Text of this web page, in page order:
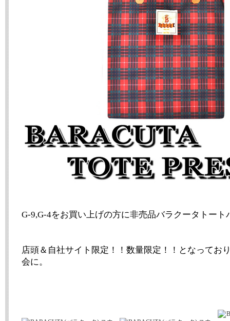
G-9,G-4をお買い上げの方に非売品バラクータトート
店頭＆自社サイト限定！！数量限定！！となってお
会に。